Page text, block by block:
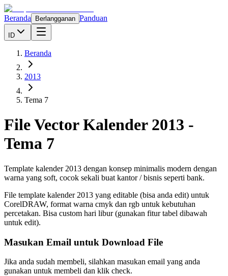
Beranda Berlangganan Panduan
ID
Beranda
2013
Tema 7
File Vector Kalender 2013 -
Tema 7
Template kalender 2013 dengan konsep minimalis modern dengan
warna yang soft, cocok sekali buat kantor / bisnis seperti bank.
File template kalender 2013 yang editable (bisa anda edit) untuk
CorelDRAW, format warna cmyk dan rgb untuk kebutuhan
percetakan. Bisa custom hari libur (gunakan fitur tabel dibawah
untuk edit).
Masukan Email untuk Download File
Jika anda sudah membeli, silahkan masukan email yang anda
gunakan untuk membeli dan klik check.